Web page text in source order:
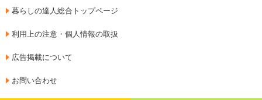
暮らしの達人総合トップページ
利用上の注意・個人情報の取扱
広告掲載について
お問い合わせ